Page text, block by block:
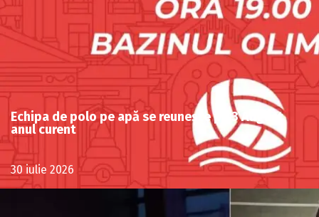
Echipa de polo pe apă se reunește pe 3 August
anul curent
30 iulie 2026